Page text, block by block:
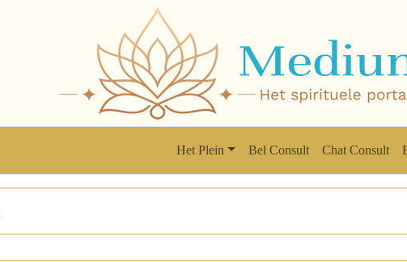
Het Plein Bel Consult Chat Consult